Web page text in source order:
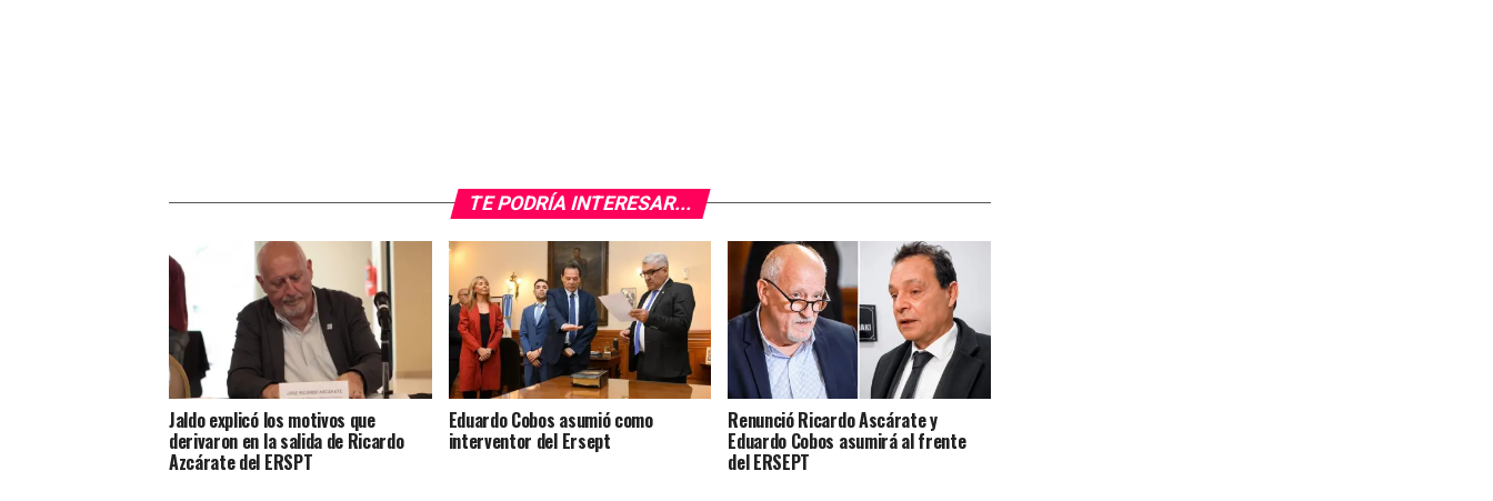
TE PODRÍA INTERESAR...
Jaldo explicó los motivos que
derivaron en la salida de Ricardo
Azcárate del ERSPT
Eduardo Cobos asumió como
interventor del Ersept
Renunció Ricardo Ascárate y
Eduardo Cobos asumirá al frente
del ERSEPT